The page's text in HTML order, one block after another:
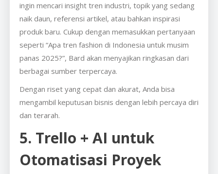
ingin mencari insight tren industri, topik yang sedang
naik daun, referensi artikel, atau bahkan inspirasi
produk baru. Cukup dengan memasukkan pertanyaan
seperti “Apa tren fashion di Indonesia untuk musim
panas 2025?”, Bard akan menyajikan ringkasan dari
berbagai sumber terpercaya.
Dengan riset yang cepat dan akurat, Anda bisa
mengambil keputusan bisnis dengan lebih percaya diri
dan terarah.
5. Trello + AI untuk
Otomatisasi Proyek